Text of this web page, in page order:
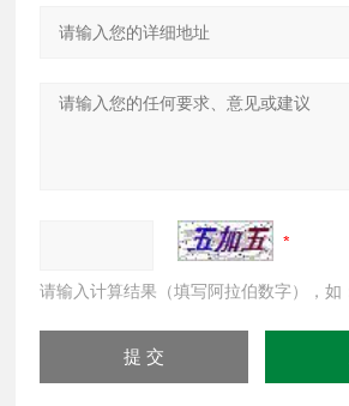
请输入计算结果（填写阿拉伯数字），如